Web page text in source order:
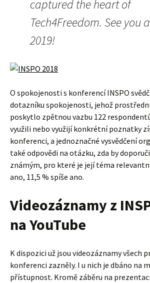
captured the heart of
Tech4Freedom. See you
2019!
O spokojenosti s konferencí INSPO
dotazníku spokojenosti, jehož
poskytlo zpětnou vazbu 122
využili nebo využijí konkrétní poznatky
konferenci, a jednoznačné vysvědčení
také odpovědi na otázku, zda by
známým, pro které je její téma
ano, 11,5 % spíše ano.
Videozáznamy z
na YouTube
K dispozici už jsou videozáznamy všech
konferenci zazněly. I u nich je dbáno na
přístupnost. Kromě záběru na